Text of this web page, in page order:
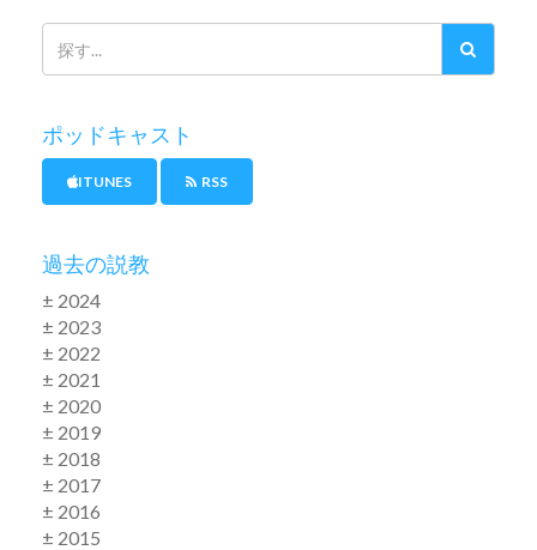
ポッドキャスト
ITUNES RSS
過去の説教
± 2024
± 2023
± 2022
± 2021
± 2020
± 2019
± 2018
± 2017
± 2016
± 2015